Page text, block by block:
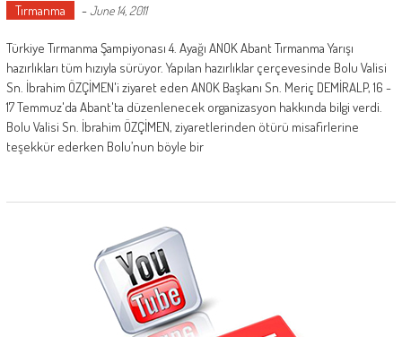
Tırmanma -June 14, 2011
Türkiye Tırmanma Şampiyonası 4. Ayağı ANOK Abant Tırmanma Yarışı
hazırlıkları tüm hızıyla sürüyor. Yapılan hazırlıklar çerçevesinde Bolu Valisi
Sn. İbrahim ÖZÇİMEN'i ziyaret eden ANOK Başkanı Sn. Meriç DEMİRALP, 16 -
17 Temmuz'da Abant'ta düzenlenecek organizasyon hakkında bilgi verdi.
Bolu Valisi Sn. İbrahim ÖZÇİMEN, ziyaretlerinden ötürü misafirlerine
teşekkür ederken Bolu’nun böyle bir